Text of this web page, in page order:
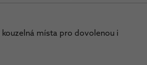
místa pro dovolenou i